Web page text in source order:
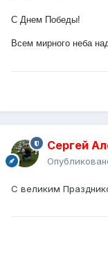
С Днем Победы!
Всем мирного неба
Сергей
С великим